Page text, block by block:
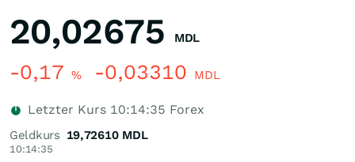
20,02675 MDL
-0,17 % -0,03310 MDL
Letzter Kurs 10:14:35 Forex
Geldkurs
10:14:35
19,72610 MDL